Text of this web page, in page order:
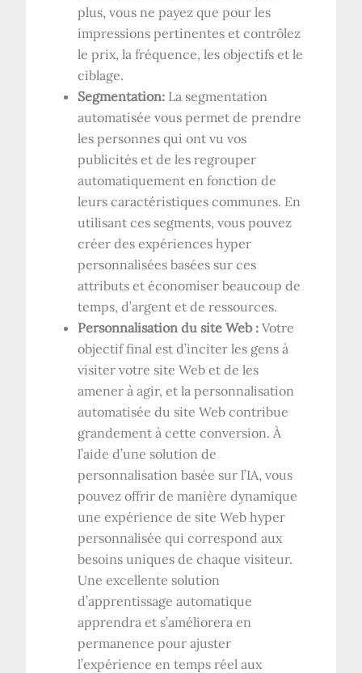
plus, vous ne payez que pour les
impressions pertinentes et contrôlez
le prix, la fréquence, les objectifs et le
ciblage.
Segmentation: La segmentation
automatisée vous permet de prendre
les personnes qui ont vu vos
publicités et de les regrouper
automatiquement en fonction de
leurs caractéristiques communes. En
utilisant ces segments, vous pouvez
créer des expériences hyper
personnalisées basées sur ces
attributs et économiser beaucoup de
temps, d’argent et de ressources.
Personnalisation du site Web :Votre
objectif final est d’inciter les gens à
visiter votre site Web et de les
amener à agir, et la personnalisation
automatisée du site Web contribue
grandement à cette conversion. À
l’aide d’une solution de
personnalisation basée sur l’IA, vous
pouvez offrir de manière dynamique
une expérience de site Web hyper
personnalisée qui correspond aux
besoins uniques de chaque visiteur.
Une excellente solution
d’apprentissage automatique
apprendra et s’améliorera en
permanence pour ajuster
l’expérience en temps réel aux